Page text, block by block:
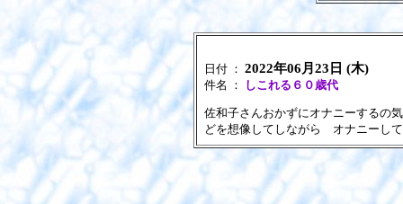
日付 ： 2022年06月23日 (木)
件名 ： しこれる６０歳代
佐和子さんおかずにオナニーするの
どを想像してしながら オナニーし